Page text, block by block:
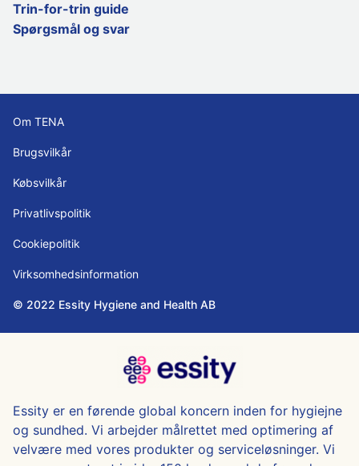
Trin-for-trin guide
Spørgsmål og svar
Om TENA
Brugsvilkår
Købsvilkår
Privatlivspolitik
Cookiepolitik
Virksomhedsinformation
© 2022 Essity Hygiene and Health AB
Essity er en førende global koncern inden for hygiejne
og sundhed. Vi arbejder målrettet med optimering af
velvære med vores produkter og serviceløsninger. Vi